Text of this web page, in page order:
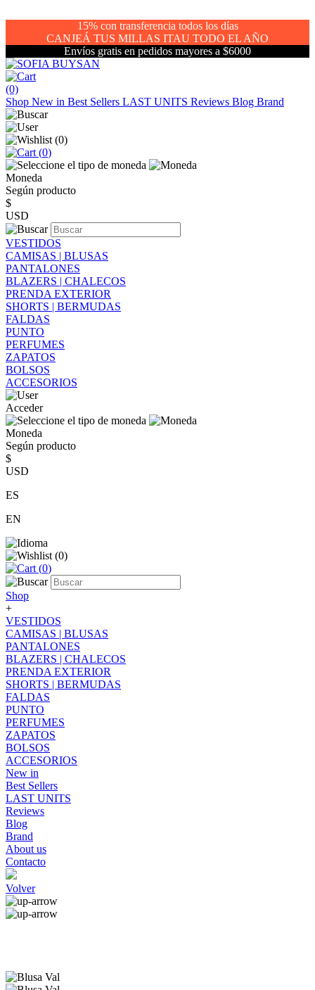
15% con transferencia todos los días
CANJEÁ TUS MILLAS ITAU TODO EL AÑO
Envíos gratis en pedidos mayores a $6000
(0)
Shop New in Best Sellers LAST UNITS Reviews Blog Brand
(0)
(0)
Moneda
Según producto
$
USD
VESTIDOS
CAMISAS | BLUSAS
PANTALONES
BLAZERS | CHALECOS
PRENDA EXTERIOR
SHORTS | BERMUDAS
FALDAS
PUNTO
PERFUMES
ZAPATOS
BOLSOS
ACCESORIOS
Acceder
Moneda
Según producto
$
USD
ES
EN
(0)
(0)
Shop
+
VESTIDOS
CAMISAS | BLUSAS
PANTALONES
BLAZERS | CHALECOS
PRENDA EXTERIOR
SHORTS | BERMUDAS
FALDAS
PUNTO
PERFUMES
ZAPATOS
BOLSOS
ACCESORIOS
New in
Best Sellers
LAST UNITS
Reviews
Blog
Brand
About us
Contacto
Volver